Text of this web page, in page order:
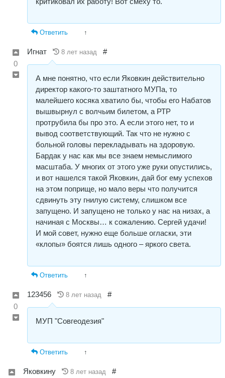
Ответить ↑
0
Игнат 8 лет назад #
А мне понятно, что если Яковкин действительно
директор какого-то заштатного МУПа, то
малейшего косяка хватило бы, чтобы его Набатов
вышвырнул с волчьим билетом, а РТР
протрубила бы про это. А если этого нет, то и
вывод соответствующий. Так что не нужно с
больной головы перекладывать на здоровую.
Бардак у нас как мы все знаем немыслимого
масштаба. У многих от этого уже руки опустились,
и вот нашелся такой Яковкин, дай бог ему успехов
на этом поприще, но мало веры что получится
сдвинуть эту гнилую систему, слишком все
запущено. И запущено не только у нас на низах, а
начиная с Москвы… к сожалению. Сергей удачи!
И мой совет, нужно еще больше огласки, эти
«клопы» боятся лишь одного – яркого света.
Ответить ↑
0
123456 8 лет назад #
МУП "Совгеодезия"
Ответить ↑
Яковкину 8 лет назад #